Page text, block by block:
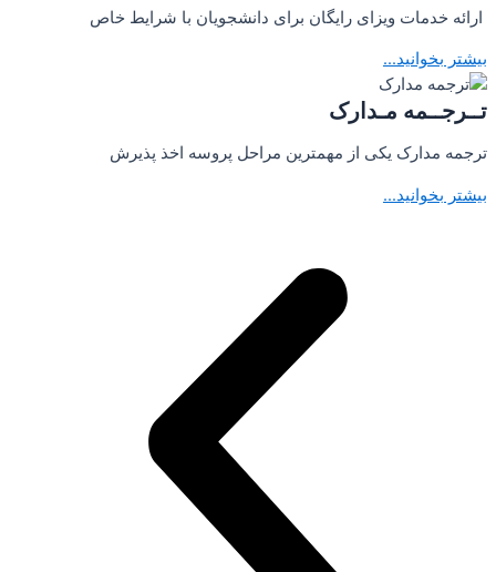
ارائه خدمات ویزای رایگان برای دانشجویان با شرایط خاص
بیشتر بخوانید...
تــرجــمه مـدارک
ترجمه مدارک یکی از مهمترین مراحل پروسه اخذ پذیرش
بیشتر بخوانید...